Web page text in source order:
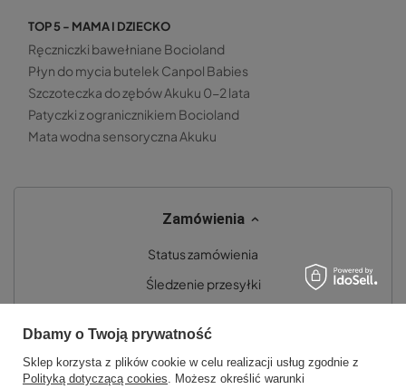
TOP 5 - MAMA I DZIECKO
Ręczniczki bawełniane Bocioland
Płyn do mycia butelek Canpol Babies
Szczoteczka do zębów Akuku 0-2 lata
Patyczki z ogranicznikiem Bocioland
Mata wodna sensoryczna Akuku
Zamówienia
Status zamówienia
Śledzenie przesyłki
Chcę zwrócić produkt
Chcę wymienić towar
Dbamy o Twoją prywatność
Sklep korzysta z plików cookie w celu realizacji usług zgodnie z
Polityką dotyczącą cookies. Możesz określić warunki